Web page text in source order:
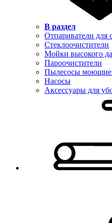
В раздел
Отпариватели для
Стеклоочистители
Мойки высокого
Пароочистители
Пылесосы
Насосы
Аксессуары для